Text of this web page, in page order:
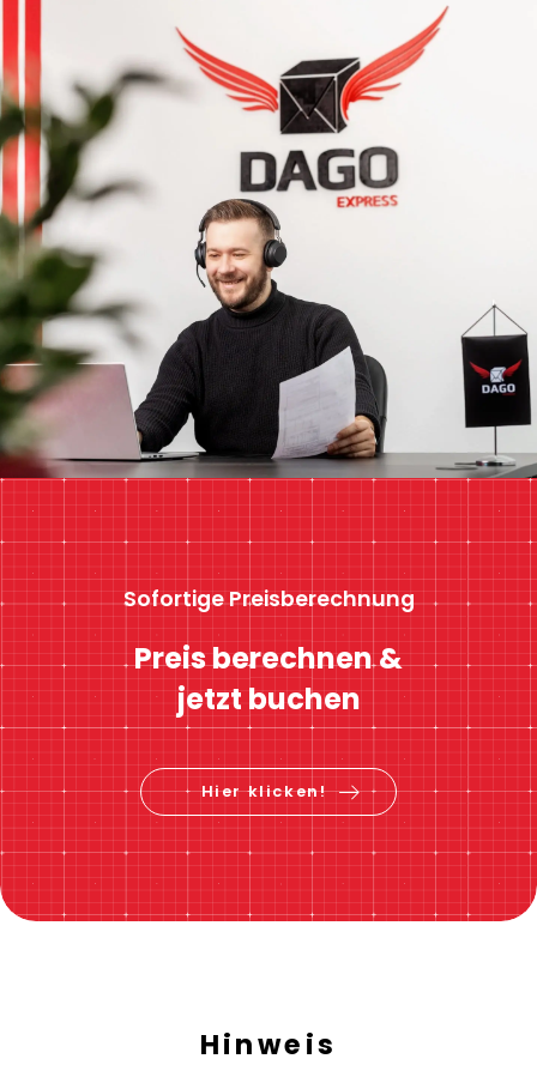
Sofortige Preisberechnung
Preis berechnen &
jetzt buchen
Hier klicken!
Hinweis